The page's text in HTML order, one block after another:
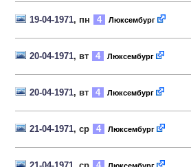
19-04-1971, пн 4 Люксембург
20-04-1971, вт 4 Люксембург
20-04-1971, вт 4 Люксембург
21-04-1971, ср 4 Люксембург